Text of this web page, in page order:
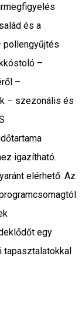
és a
pollengyűjtés
–
–
– szezonális és
igazítható.
elérhető. Az
egy
tapasztalatokkal